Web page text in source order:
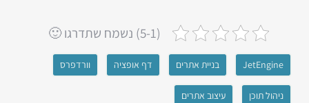
(5-1) נשמח שתדרגו 🙂
JetEngine בניית אתרים דף אופציה וורדפרס
ניהול תוכן עיצוב אתרים